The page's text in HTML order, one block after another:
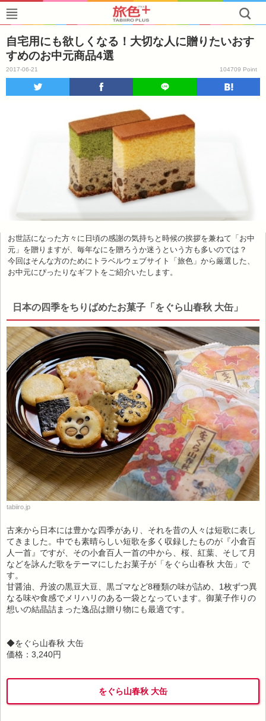
自宅用にも欲しくなる！大切な人に贈りたいおす
すめのお中元商品4選
2017-06-21 104709 Point
お世話になった方々に日頃の感謝の気持ちと時候の挨拶を兼ねて「お中
元」を贈りますが、毎年なにを贈ろうか迷うという方も多いのでは？
今回はそんな方のためにトラベルウェブサイト「旅色」から厳選した、
お中元にぴったりなギフトをご紹介いたします。
日本の四季をちりばめたお菓子「をぐら山春秋 大缶」
tabiiro.jp
古来から日本には豊かな四季があり、それを昔の人々は短歌に表し
てきました。中でも素晴らしい短歌を多く収録したものが『小倉百
人一首』ですが、その小倉百人一首の中から、桜、紅葉、そして月
などを詠んだ歌をテーマにしたお菓子が「をぐら山春秋 大缶」で
す。
甘醤油、丹波の黒豆大豆、黒ゴマなど8種類の味が詰め、1枚ずつ異
なる味や食感でメリハリのある一袋となっています。御菓子作りの
想いの結晶詰まった逸品は贈り物にも最適です。
◆をぐら山春秋 大缶
価格：3,240円
をぐら山春秋 大缶